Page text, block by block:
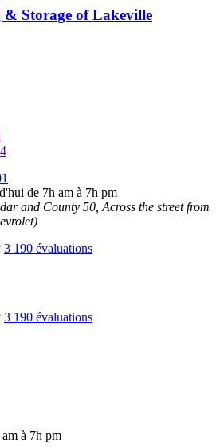
Storage of Lakeville
de 7h am à 7h pm
and County 50, Across the street from
3 190 évaluations
3 190 évaluations
à 7h pm